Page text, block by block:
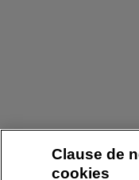
Clause de
cookies